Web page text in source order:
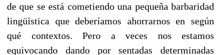
de que se está cometiendo una pequeña barbaridad
lingüística que deberíamos ahorrarnos en según
qué contextos. Pero a veces nos estamos
equivocando dando por sentadas determinadas